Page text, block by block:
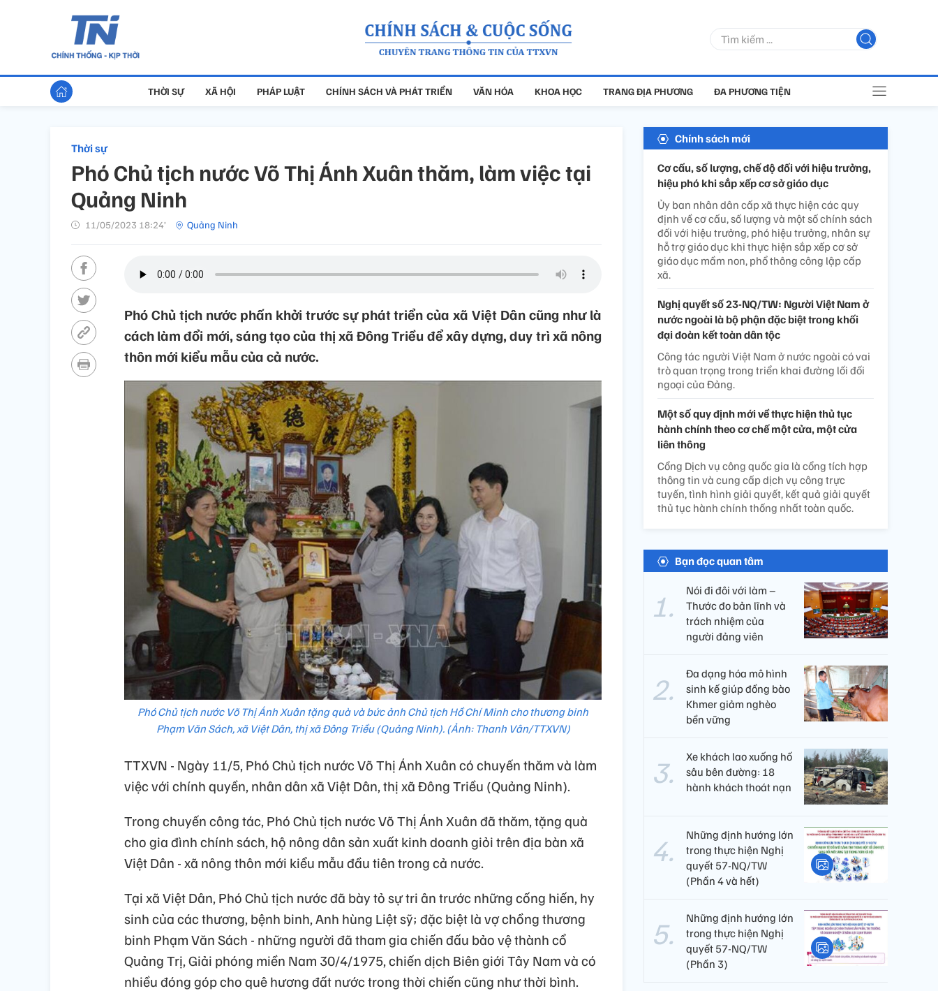
THỜI SỰ XÃ HỘI PHÁP LUẬT CHÍNH SÁCH VÀ PHÁT TRIỂN VĂN HÓA KHOA HỌC TRANG ĐỊA PHƯƠNG ĐA PHƯƠNG TIỆN
Thời sự
Phó Chủ tịch nước Võ Thị Ánh Xuân thăm, làm việc tại
Quảng Ninh
11/05/2023 18:24’ Quảng Ninh
Phó Chủ tịch nước phấn khởi trước sự phát triển của xã Việt Dân cũng như là
cách làm đổi mới, sáng tạo của thị xã Đông Triều để xây dựng, duy trì xã nông
thôn mới kiểu mẫu của cả nước.
Phó Chủ tịch nước Võ Thị Ánh Xuân tặng quà và bức ảnh Chủ tịch Hồ Chí Minh cho thương binh
Phạm Văn Sách, xã Việt Dân, thị xã Đông Triều (Quảng Ninh). (Ảnh: Thanh Vân/TTXVN)
TTXVN - Ngày 11/5, Phó Chủ tịch nước Võ Thị Ánh Xuân có chuyến thăm và làm
việc với chính quyền, nhân dân xã Việt Dân, thị xã Đông Triều (Quảng Ninh).
Trong chuyến công tác, Phó Chủ tịch nước Võ Thị Ánh Xuân đã thăm, tặng quà
cho gia đình chính sách, hộ nông dân sản xuất kinh doanh giỏi trên địa bàn xã
Việt Dân - xã nông thôn mới kiểu mẫu đầu tiên trong cả nước.
Tại xã Việt Dân, Phó Chủ tịch nước đã bày tỏ sự tri ân trước những cống hiến, hy
sinh của các thương, bệnh binh, Anh hùng Liệt sỹ; đặc biệt là vợ chồng thương
binh Phạm Văn Sách - những người đã tham gia chiến đấu bảo vệ thành cổ
Quảng Trị, Giải phóng miền Nam 30/4/1975, chiến dịch Biên giới Tây Nam và có
nhiều đóng góp cho quê hương đất nước trong thời chiến cũng như thời bình.
Chính sách mới
Cơ cấu, số lượng, chế độ đối với hiệu trưởng,
hiệu phó khi sắp xếp cơ sở giáo dục
Ủy ban nhân dân cấp xã thực hiện các quy
định về cơ cấu, số lượng và một số chính sách
đối với hiệu trưởng, phó hiệu trưởng, nhân sự
hỗ trợ giáo dục khi thực hiện sắp xếp cơ sở
giáo dục mầm non, phổ thông công lập cấp
xã.
Nghị quyết số 23-NQ/TW: Người Việt Nam ở
nước ngoài là bộ phận đặc biệt trong khối
đại đoàn kết toàn dân tộc
Công tác người Việt Nam ở nước ngoài có vai
trò quan trọng trong triển khai đường lối đối
ngoại của Đảng.
Một số quy định mới về thực hiện thủ tục
hành chính theo cơ chế một cửa, một cửa
liên thông
Cổng Dịch vụ công quốc gia là cổng tích hợp
thông tin và cung cấp dịch vụ công trực
tuyến, tình hình giải quyết, kết quả giải quyết
thủ tục hành chính thống nhất toàn quốc.
Bạn đọc quan tâm
Nói đi đôi với làm –
Thước đo bản lĩnh và
trách nhiệm của
người đảng viên​
Đa dạng hóa mô hình
sinh kế giúp đồng bào
Khmer giảm nghèo
bền vững
Xe khách lao xuống hố
sâu bên đường: 18
hành khách thoát nạn
Những định hướng lớn
trong thực hiện Nghị
quyết 57-NQ/TW
(Phần 4 và hết)
Những định hướng lớn
trong thực hiện Nghị
quyết 57-NQ/TW
(Phần 3)